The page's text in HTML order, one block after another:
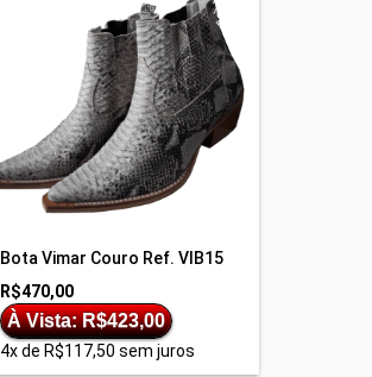
Bota Vimar Couro Ref. VIB15
R$470,00
À Vista: R$423,00
4x de R$117,50 sem juros